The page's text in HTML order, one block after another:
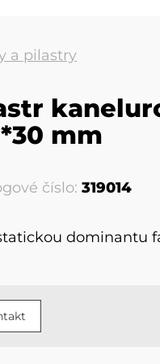
a pilastry
mm
číslo: 319014
dominantu